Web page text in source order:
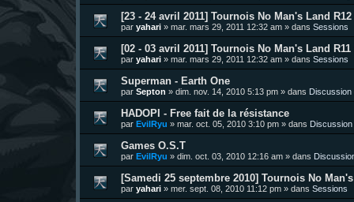
[23 - 24 avril 2011] Tournois No Man's Land
par yahari » mar. mars 29, 2011 12:32 am » dans Sessions
[02 - 03 avril 2011] Tournois No Man's Land
par yahari » mar. mars 29, 2011 12:32 am » dans Sessions
Superman - Earth One
par Septon » dim. nov. 14, 2010 5:13 pm » dans Discussion
HADOPI - Free fait de la résistance
par EvilRyu » mar. oct. 05, 2010 3:10 pm » dans
Games O.S.T
par EvilRyu » dim. oct. 03, 2010 12:16 am » dans
[Samedi 25 septembre 2010] Tournois No
par yahari » mer. sept. 08, 2010 11:12 pm » dans Sessions